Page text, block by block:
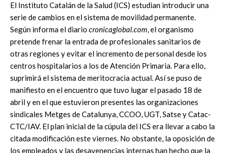
El Instituto Catalán de la Salud (ICS) estudian introducir una
serie de cambios en el sistema de movilidad permanente.
Según informa el diario cronicaglobal.com, el organismo
pretende frenar la entrada de profesionales sanitarios de
otras regiones y evitar el incremento de personal desde los
centros hospitalarios a los de Atención Primaria. Para ello,
suprimirá el sistema de meritocracia actual. Así se puso de
manifiesto en el encuentro que tuvo lugar el pasado 18 de
abril y en el que estuvieron presentes las organizaciones
sindicales Metges de Catalunya, CCOO, UGT, Satse y Catac-
CTC/IAV. El plan inicial de la cúpula del ICS era llevar a cabo la
citada modificación este viernes. No obstante, la oposición de
los empleados y las desavenencias internas han hecho que la